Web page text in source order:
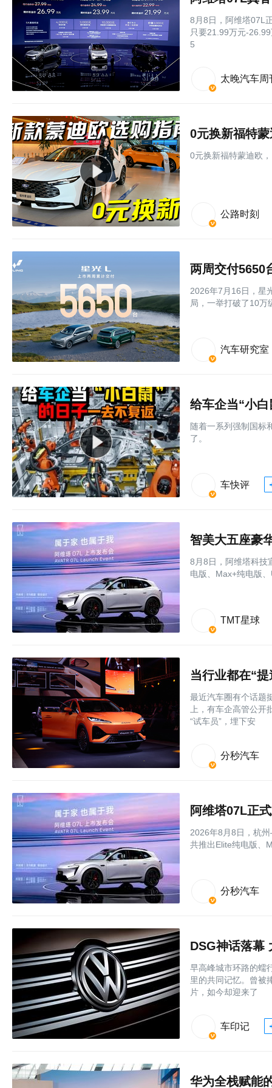
8月8日，阿维塔07L
只要21.99万元-
5
太晚汽车周
0元换新福特
0元换新福特蒙迪欧
公路时刻
两周交付5650
2026年7月16日，星
局，一举打破了10万
汽车研究室
给车企当“小
随着一系列强制国标
了。
车快评
智美大五座豪
8月8日，阿维塔科技
电版、Max+纯电版
TMT星球
当行业都在“
最近汽车圈有个话题
上，有车企高管公
“试车员”，埋下安
分秒汽车
阿维塔07L正
2026年8月8日，杭
共推出Elite纯电版、
分秒汽车
DSG神话落幕
早高峰城市环路的蠕
里的共同记忆。曾被
片，如今却迎来了
车印记
华为全栈赋能